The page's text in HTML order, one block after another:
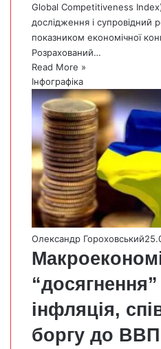
Global Competitiveness
дослідження і супровідний
показником економічної
Розрахований…
Read More »
Інфографіка
Олександр Гороховський
інфляція,
боргу до ВВП